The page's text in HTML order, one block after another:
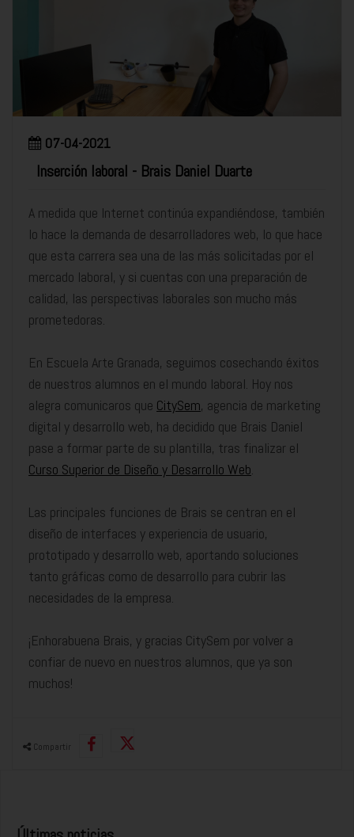
07-04-2021
Inserción laboral - Brais Daniel Duarte
A medida que Internet continúa expandiéndose, también
lo hace la demanda de desarrolladores web, lo que hace
que esta carrera sea una de las más solicitadas por el
mercado laboral, y si cuentas con una preparación de
calidad, las perspectivas laborales son mucho más
prometedoras.
En Escuela Arte Granada, seguimos cosechando éxitos
de nuestros alumnos en el mundo laboral. Hoy nos
alegra comunicaros que CitySem, agencia de marketing
digital y desarrollo web, ha decidido que Brais Daniel
pase a formar parte de su plantilla, tras finalizar el
Curso Superior de Diseño y Desarrollo Web.
Las principales funciones de Brais se centran en el
diseño de interfaces y experiencia de usuario,
prototipado y desarrollo web, aportando soluciones
tanto gráficas como de desarrollo para cubrir las
necesidades de la empresa.
¡Enhorabuena Brais, y gracias CitySem por volver a
confiar de nuevo en nuestros alumnos, que ya son
muchos!
Compartir